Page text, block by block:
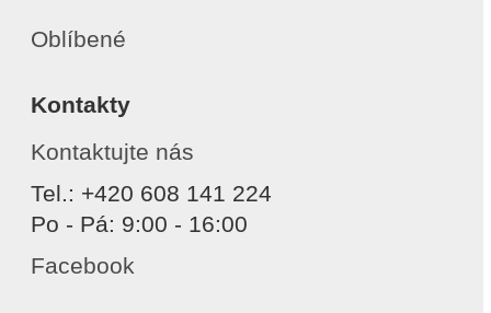
Oblíbené
Kontakty
Kontaktujte nás
Tel.: +420 608 141 224
Po - Pá: 9:00 - 16:00
Facebook